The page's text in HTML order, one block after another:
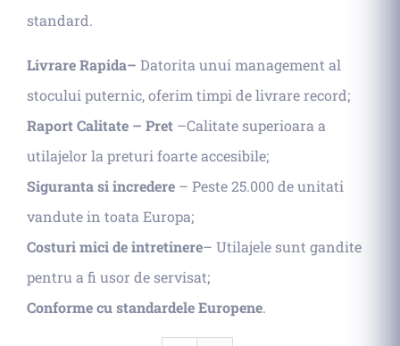
standard.
Livrare Rapida– Datorita unui management al
stocului puternic, oferim timpi de livrare record;
Raport Calitate – Pret –Calitate superioara a
utilajelor la preturi foarte accesibile;
Siguranta si incredere – Peste 25.000 de unitati
vandute in toata Europa;
Costuri mici de intretinere– Utilajele sunt gandite
pentru a fi usor de servisat;
Conforme cu standardele Europene.